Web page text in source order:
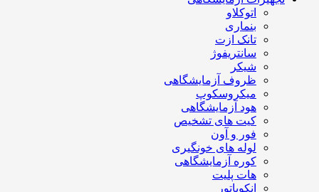
اتوکلاو
بنماری
تانک ازت
سانتریفوژ
شیکر
ظروف آزمایشگاهی
میکروسکوپ
هود آزمایشگاهی
کیت های تشخیص
فور و آون
لوله های خونگیری
کوره آزمایشگاهی
هات پلیت
انکوباتور